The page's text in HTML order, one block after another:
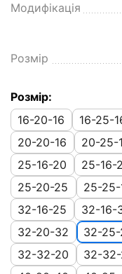
Модифікація
Розмір
Розмір:
16-20-16
16-25-
20-20-16
20-25-
25-16-20
25-16-
25-20-25
25-25-
32-16-25
32-16-
32-20-32
32-
32-32-20
32-